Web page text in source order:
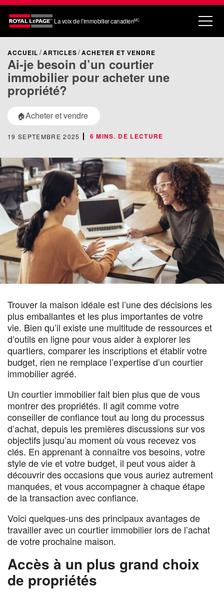
La voix de l’immobilier canadienMC
ACCUEIL ARTICLES ACHETER ET VENDRE
Ai-je besoin d’un courtier
immobilier pour acheter une
propriété?
🏠Acheter et vendre
19 SEPTEMBRE 2025 6 MINS. DE LECTURE
Trouver la maison idéale est l’une des décisions les
plus emballantes et les plus importantes de votre
vie. Bien qu’il existe une multitude de ressources et
d’outils en ligne pour vous aider à explorer les
quartiers, comparer les inscriptions et établir votre
budget, rien ne remplace l’expertise d’un courtier
immobilier agréé.
Un courtier immobilier fait bien plus que de vous
montrer des propriétés. Il agit comme votre
conseiller de confiance tout au long du processus
d’achat, depuis les premières discussions sur vos
objectifs jusqu’au moment où vous recevez vos
clés. En apprenant à connaître vos besoins, votre
style de vie et votre budget, il peut vous aider à
découvrir des occasions que vous auriez autrement
manquées, et vous accompagner à chaque étape
de la transaction avec confiance.
Voici quelques-uns des principaux avantages de
travailler avec un courtier immobilier lors de l’achat
de votre prochaine maison.
Accès à un plus grand choix
de propriétés